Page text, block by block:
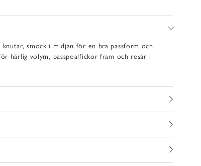
smock i midjan för en bra passform och
härlig volym, passpoalfickor fram och resår i